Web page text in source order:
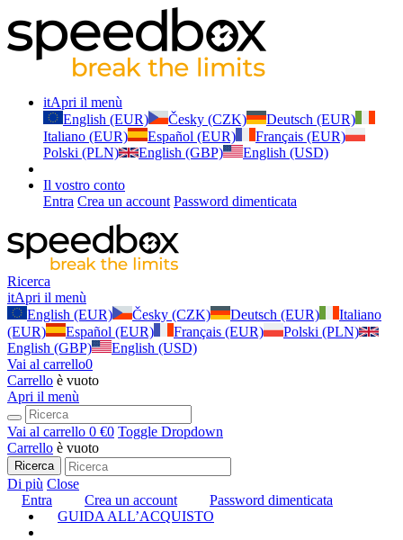
itApri il menù
English (EUR)
Česky (CZK)
Deutsch (EUR)
Italiano (EUR)
Español (EUR)
Français (EUR)
Polski (PLN)
English (GBP) English (USD)
Il vostro conto
Entra Crea un account Password dimenticata
Ricerca
itApri il menù
English (EUR)
Česky (CZK) Deutsch (EUR)
Italiano
(EUR)
Español (EUR) Français (EUR)
Polski (PLN)
English (GBP)
English (USD)
Vai al carrello0
Carrello è vuoto
Apri il menù
Vai al carrello 0 €0 Toggle Dropdown
Carrello è vuoto
Ricerca
Di più Close
Entra
Crea un account
Password dimenticata
GUIDA ALL’ACQUISTO